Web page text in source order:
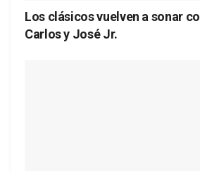
Los clásicos vuelven a sonar
Carlos y José Jr.